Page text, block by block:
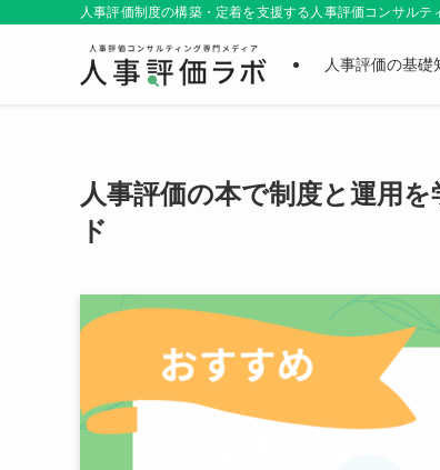
人事評価制度の構築・定着を支援する人事評価コンサル
人事評価の基礎
人事評価の本で制度と運用
ド